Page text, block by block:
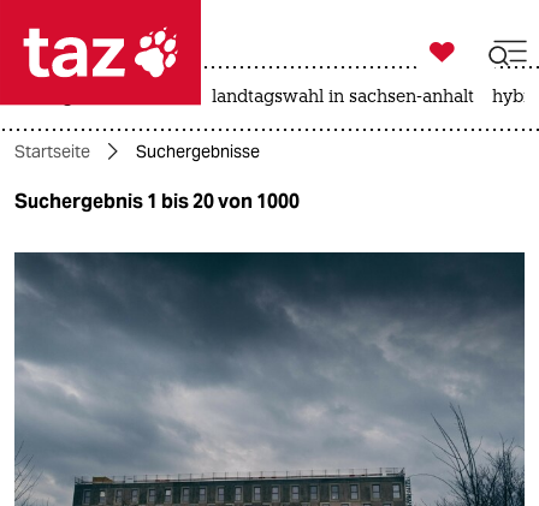
 taz zahl ich
taz zahl ich
themen
politik
gesellschaft
kultur
sport

taz zahl ich
landtagswahl in sachsen-anhalt
Startseite Suchergebnisse
Suchergebnis 1 bis 20 von 1000